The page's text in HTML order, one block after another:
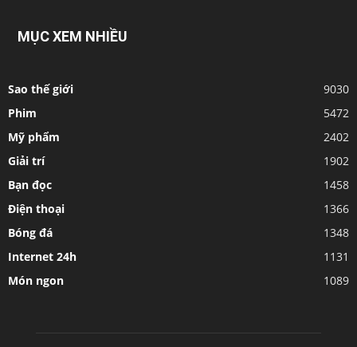
MỤC XEM NHIỀU
Sao thế giới
9030
Phim
5472
Mỹ phẩm
2402
Giải trí
1902
Bạn đọc
1458
Điện thoại
1366
Bóng đá
1348
Internet 24h
1131
Món ngon
1089